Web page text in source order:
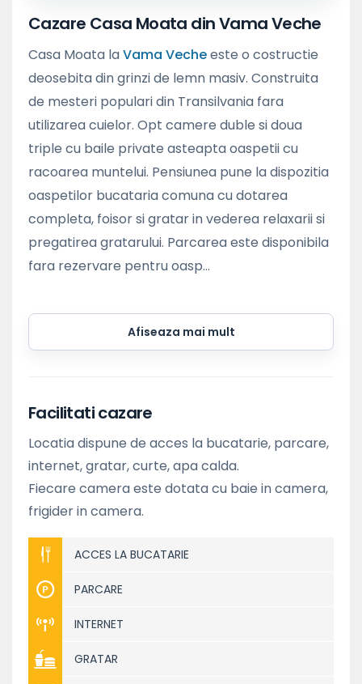
Cazare Casa Moata din Vama Veche
Casa Moata laVama Vecheeste o costructie
deosebita din grinzi de lemn masiv. Construita
de mesteri populari din Transilvania fara
utilizarea cuielor. Opt camere duble si doua
triple cu baile private asteapta oaspetii cu
racoarea muntelui. Pensiunea pune la dispozitia
oaspetilor bucataria comuna cu dotarea
completa, foisor si gratar in vederea relaxarii si
pregatirea gratarului. Parcarea este disponibila
fara rezervare pentru oasp...
Afiseaza mai mult
Facilitati cazare
Locatia dispune de acces la bucatarie, parcare,
internet, gratar, curte, apa calda.
Fiecare camera este dotata cu baie in camera,
frigider in camera.
ACCES LA BUCATARIE
PARCARE
INTERNET
GRATAR